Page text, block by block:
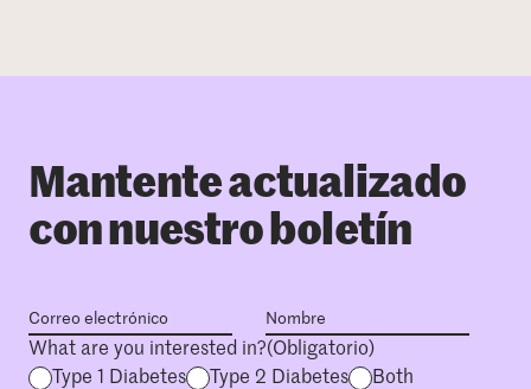
Mantente actualizado
con nuestro boletín
What are you interested in?(Obligatorio)
Type 1 Diabetes
Type 2 Diabetes Both